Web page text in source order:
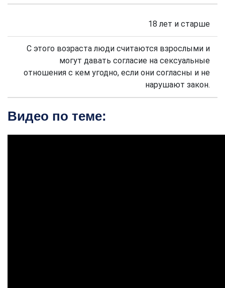
18 лет и старше
С этого возраста люди считаются взрослыми и
могут давать согласие на сексуальные
отношения с кем угодно, если они согласны и не
нарушают закон.
Видео по теме: